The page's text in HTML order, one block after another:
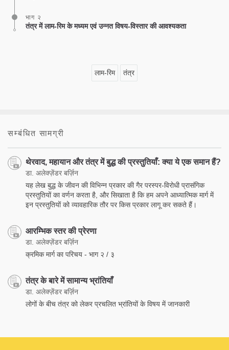
भाग २
तंत्र में लाम-रिम के मध्यम एवं उन्नत विषय-विस्तार की आवश्यकता
लाम-रिम तंत्र
सम्बंधित सामग्री
थेरवाद, महायान और तंत्र में बुद्ध की प्रस्तुतियाँ: क्या ये एक समान हैं?
डा. अलेक्ज़ेंडर बर्ज़िन
यह लेख बुद्ध के जीवन की विभिन्न प्रकार की गैर परस्पर-विरोधी प्रासंगिक
प्रस्तुतियों का वर्णन करता है, और सिखाता है कि हम अपने आध्यात्मिक मार्ग में
इन प्रस्तुतियों को व्यावहारिक तौर पर किस प्रकार लागू कर सकते हैं।
आरम्भिक स्तर की प्रेरणा
डा. अलेक्ज़ेंडर बर्ज़िन
क्रमिक मार्ग का परिचय - भाग २ / ३
तंत्र के बारे में सामान्य भ्रांतियाँ
डा. अलेक्ज़ेंडर बर्ज़िन
लोगों के बीच तंत्र को लेकर प्रचलित भ्रांतियों के विषय में जानकारी